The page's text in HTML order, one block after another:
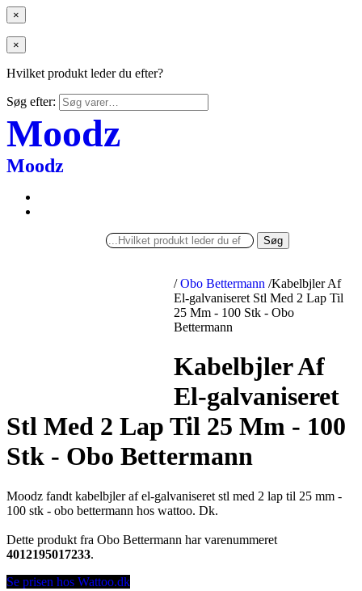
×
×
Hvilket produkt leder du efter?
Søg efter:
Moodz
Moodz
Søg
/ Obo Bettermann /Kabelbjler Af
El-galvaniseret Stl Med 2 Lap Til
25 Mm - 100 Stk - Obo
Bettermann
Kabelbjler Af
El-galvaniseret
Stl Med 2 Lap Til 25 Mm - 100
Stk - Obo Bettermann
Moodz fandt kabelbjler af el-galvaniseret stl med 2 lap til 25 mm -
100 stk - obo bettermann hos wattoo. Dk.
Dette produkt fra Obo Bettermann har varenummeret
4012195017233.
Se prisen hos Wattoo.dk